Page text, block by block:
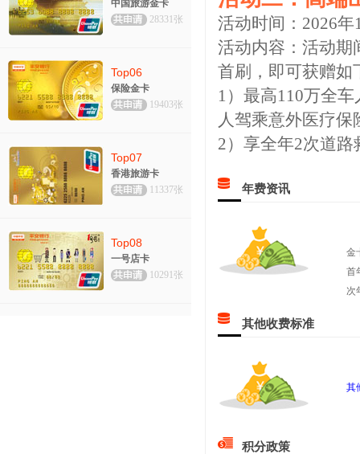
中国旅游金卡
28331张
Top06
保险金卡
19403张
Top07
香港旅游卡
11337张
Top08
一号店卡
10291张
活动时间：2026年
活动内容：活动期
首刷，即可获赠如
1）最高110万全
人驾乘意外医疗保
2）享全年2次道
年费资讯
金
首
次
其他收费标准
其
积分政策